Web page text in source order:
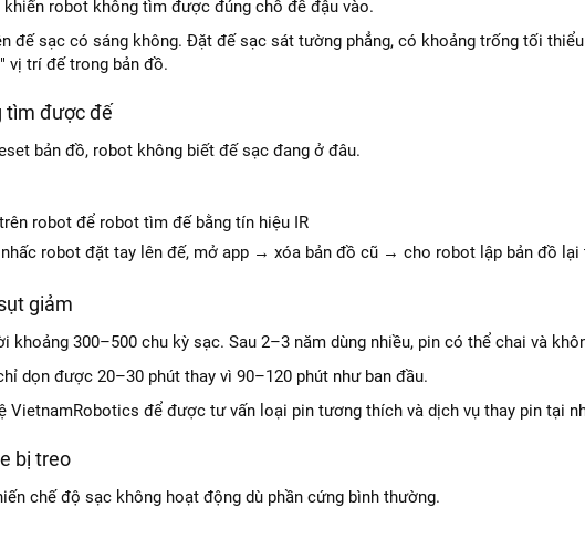
robot không tìm được đúng chỗ để đậu vào.
đế sạc có sáng không. Đặt đế sạc sát tường phẳng, có khoảng trống tối
vị trí đế trong bản đồ.
tìm được đế
bản đồ, robot không biết đế sạc đang ở đâu.
robot để robot tìm đế bằng tín hiệu IR
robot đặt tay lên đế, mở app → xóa bản đồ cũ → cho robot lập bản đồ lại
giảm
khoảng 300–500 chu kỳ sạc. Sau 2–3 năm dùng nhiều, pin có thể chai và
dọn được 20–30 phút thay vì 90–120 phút như ban đầu.
VietnamRobotics để được tư vấn loại pin tương thích và dịch vụ thay pin tại
bị treo
chế độ sạc không hoạt động dù phần cứng bình thường.